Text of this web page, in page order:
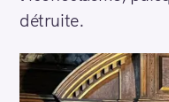
détruite.